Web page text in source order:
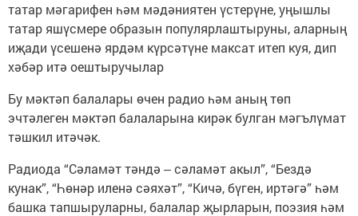
татар мәгарифен һәм мәдәниятен үстерүне, уңышлы
татар яшүсмере образын популярлаштыруны, аларның
иҗади үсешенә ярдәм күрсәтүне максат итеп куя, дип
хәбәр итә оештыручылар
Бу мәктәп балалары өчен радио һәм аның төп
эчтәлеген мәктәп балаларына кирәк булган мәгълүмат
тәшкил итәчәк.
Радиода “Сәламәт тәндә ‒ сәламәт акыл”, “Бездә
кунак”, “Һөнәр иленә сәяхәт”, “Кичә, бүген, иртәгә” һәм
башка тапшыруларны, балалар җырларын, поэзия һәм